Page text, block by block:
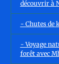
découvrir à
- Chutes de
- Voyage
forêt avec